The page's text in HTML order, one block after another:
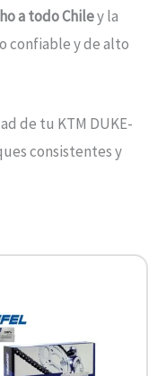
a todo Chiley la
confiable y de alto
de tu KTM DUKE-
consistentes y